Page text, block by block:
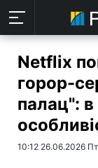
Netflix
горор-
палац":
10:12 26.06.2026 Пт